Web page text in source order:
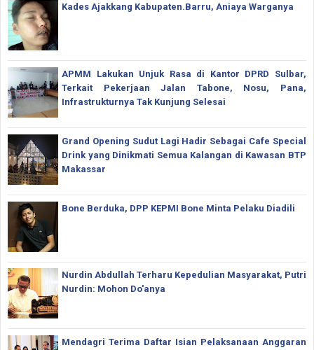
Kades Ajakkang Kabupaten.Barru, Aniaya Warganya
APMM Lakukan Unjuk Rasa di Kantor DPRD Sulbar,
Terkait Pekerjaan Jalan Tabone, Nosu, Pana,
Infrastrukturnya Tak Kunjung Selesai
Grand Opening Sudut Lagi Hadir Sebagai Cafe Special
Drink yang Dinikmati Semua Kalangan di Kawasan BTP
Makassar
Bone Berduka, DPP KEPMI Bone Minta Pelaku Diadili
Nurdin Abdullah Terharu Kepedulian Masyarakat, Putri
Nurdin: Mohon Do'anya
Mendagri Terima Daftar Isian Pelaksanaan Anggaran